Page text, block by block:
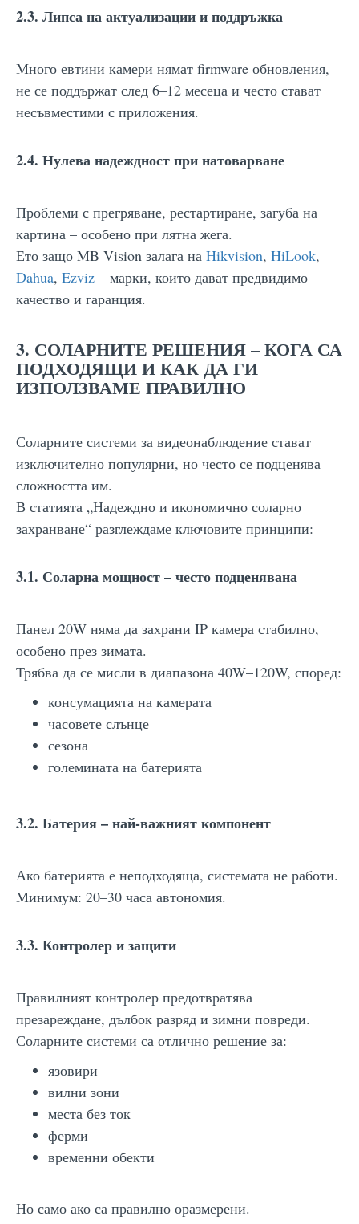
2.3. Липса на актуализации и поддръжка
Много евтини камери нямат firmware обновления,
не се поддържат след 6–12 месеца и често стават
несъвместими с приложения.
2.4. Нулева надеждност при натоварване
Проблеми с прегряване, рестартиране, загуба на
картина – особено при лятна жега.
Ето защо MB Vision залага на Hikvision, HiLook,
Dahua, Ezviz – марки, които дават предвидимо
качество и гаранция.
3. СОЛАРНИТЕ РЕШЕНИЯ – КОГА СА
ПОДХОДЯЩИ И КАК ДА ГИ
ИЗПОЛЗВАМЕ ПРАВИЛНО
Соларните системи за видеонаблюдение стават
изключително популярни, но често се подценява
сложността им.
В статията „Надеждно и икономично соларно
захранване“ разглеждаме ключовите принципи:
3.1. Соларна мощност – често подценявана
Панел 20W няма да захрани IP камера стабилно,
особено през зимата.
Трябва да се мисли в диапазона 40W–120W, според:
консумацията на камерата
часовете слънце
сезона
големината на батерията
3.2. Батерия – най-важният компонент
Ако батерията е неподходяща, системата не работи.
Минимум: 20–30 часа автономия.
3.3. Контролер и защити
Правилният контролер предотвратява
презареждане, дълбок разряд и зимни повреди.
Соларните системи са отлично решение за:
язовири
вилни зони
места без ток
ферми
временни обекти
Но само ако са правилно оразмерени.